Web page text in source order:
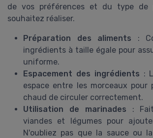
de vos préférences et du type de
souhaitez réaliser.
Préparation des aliments :
ingrédients à taille égale pour
uniforme.
Espacement des ingrédients :
espace entre les morceaux pour
chaud de circuler correctement.
Utilisation de marinades :
viandes et légumes pour
N'oubliez pas que la sauce ou